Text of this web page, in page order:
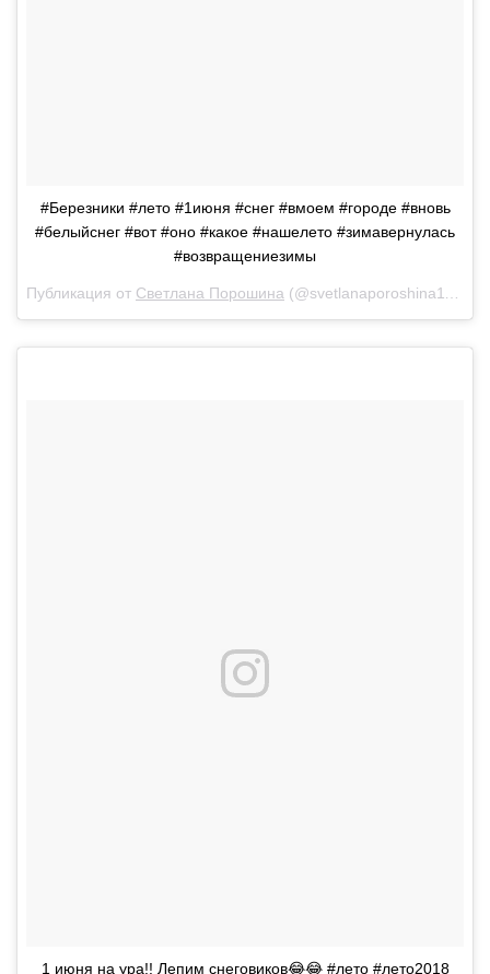
#Березники #лето #1июня #снег #вмоем #городе #вновь
#белыйснег #вот #оно #какое #нашелето #зимавернулась
#возвращениезимы
Публикация от Светлана Порошина (@svetlanaporoshina1104)
1 июня на ура!! Лепим снеговиков😂😂 #лето #лето2018